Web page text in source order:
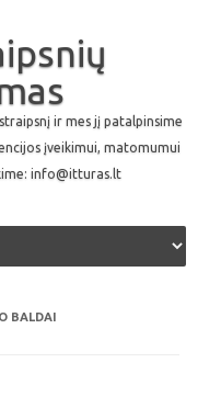
ir mes jį patalpinsime
įveikimui, matomumui
info@itturas.lt
to content
BALDAI